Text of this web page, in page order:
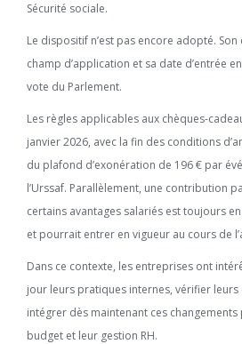
Sécurité sociale.
Le dispositif n’est pas encore adopté.
champ d’application et sa date d’entrée
vote du Parlement.
Les règles applicables aux chèques-
janvier 2026, avec la fin des conditions
du plafond d’exonération de 196 € par
l’Urssaf. Parallèlement, une contribution
certains avantages salariés est toujours
et pourrait entrer en vigueur au cours de
Dans ce contexte, les entreprises ont
jour leurs pratiques internes, vérifier
intégrer dès maintenant ces
budget et leur gestion RH.